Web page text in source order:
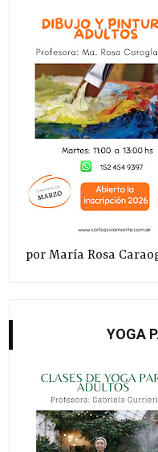
por María Rosa
YOGA